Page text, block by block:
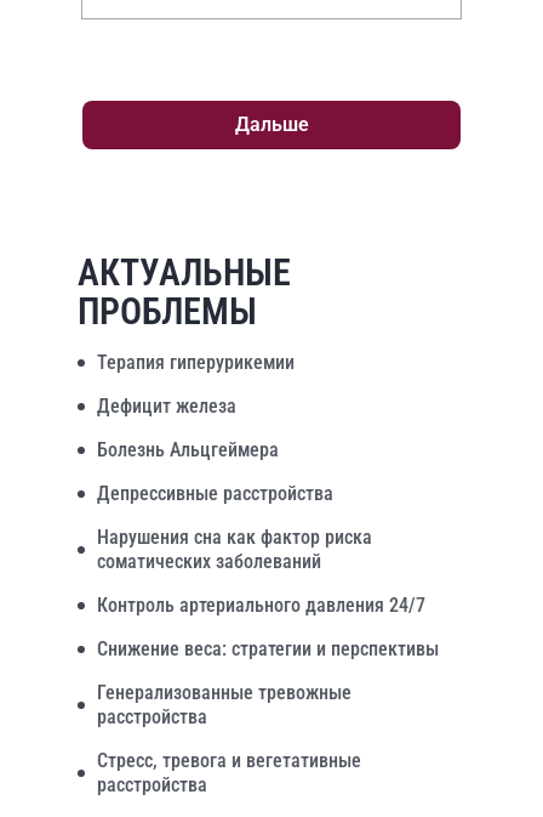
пациенто
Дальше
АКТУАЛЬНЫЕ
ПРОБЛЕМЫ
Терапия гиперурикемии
Дефицит железа
Болезнь Альцгеймера
Депрессивные расстройства
Нарушения сна как фактор риска
соматических заболеваний
Контроль артериального давления 24/7
Снижение веса: стратегии и перспективы
Генерализованные тревожные
расстройства
Стресс, тревога и вегетативные
расстройства